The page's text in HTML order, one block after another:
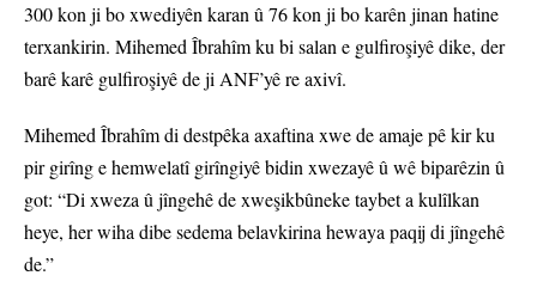
300 kon ji bo xwediyên karan û 76 kon ji bo karên jinan hatine
terxankirin. Mihemed Îbrahîm ku bi salan e gulfiroşiyê dike, der
barê karê gulfiroşiyê de ji ANF’yê re axivî.
Mihemed Îbrahîm di destpêka axaftina xwe de amaje pê kir ku
pir girîng e hemwelatî girîngiyê bidin xwezayê û wê biparêzin û
got: “Di xweza û jîngehê de xweşikbûneke taybet a kulîlkan
heye, her wiha dibe sedema belavkirina hewaya paqij di jîngehê
de.”